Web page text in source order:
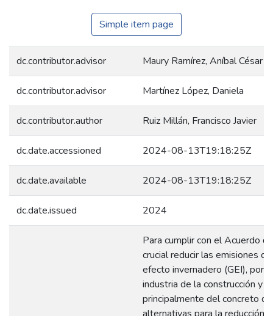
Simple item page
dc.contributor.advisor Maury Ramírez, Aníbal César
dc.contributor.advisor Martínez López, Daniela
dc.contributor.author Ruiz Millán, Francisco Javier
dc.date.accessioned 2024-08-13T19:18:25Z
dc.date.available 2024-08-13T19:18:25Z
dc.date.issued 2024
Para cumplir con el Acuerdo
crucial reducir las emisiones
efecto invernadero (GEI), por
industria de la construcción y
principalmente del concreto